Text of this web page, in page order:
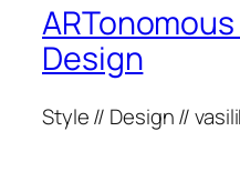
Design
Style // Design //